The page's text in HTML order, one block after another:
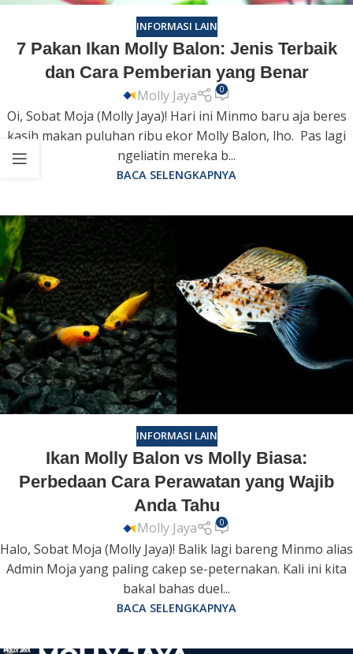
INFORMASI LAIN
7 Pakan Ikan Molly Balon: Jenis Terbaik
dan Cara Pemberian yang Benar
Molly Jaya 0
Oi, Sobat Moja (Molly Jaya)! Hari ini Minmo baru aja beres
kasih makan puluhan ribu ekor Molly Balon, lho. Pas lagi
ngeliatin mereka b...
BACA SELENGKAPNYA
INFORMASI LAIN
Ikan Molly Balon vs Molly Biasa:
Perbedaan Cara Perawatan yang Wajib
Anda Tahu
Molly Jaya 0
Halo, Sobat Moja (Molly Jaya)! Balik lagi bareng Minmo alias
Admin Moja yang paling cakep se-peternakan. Kali ini kita
bakal bahas duel...
BACA SELENGKAPNYA